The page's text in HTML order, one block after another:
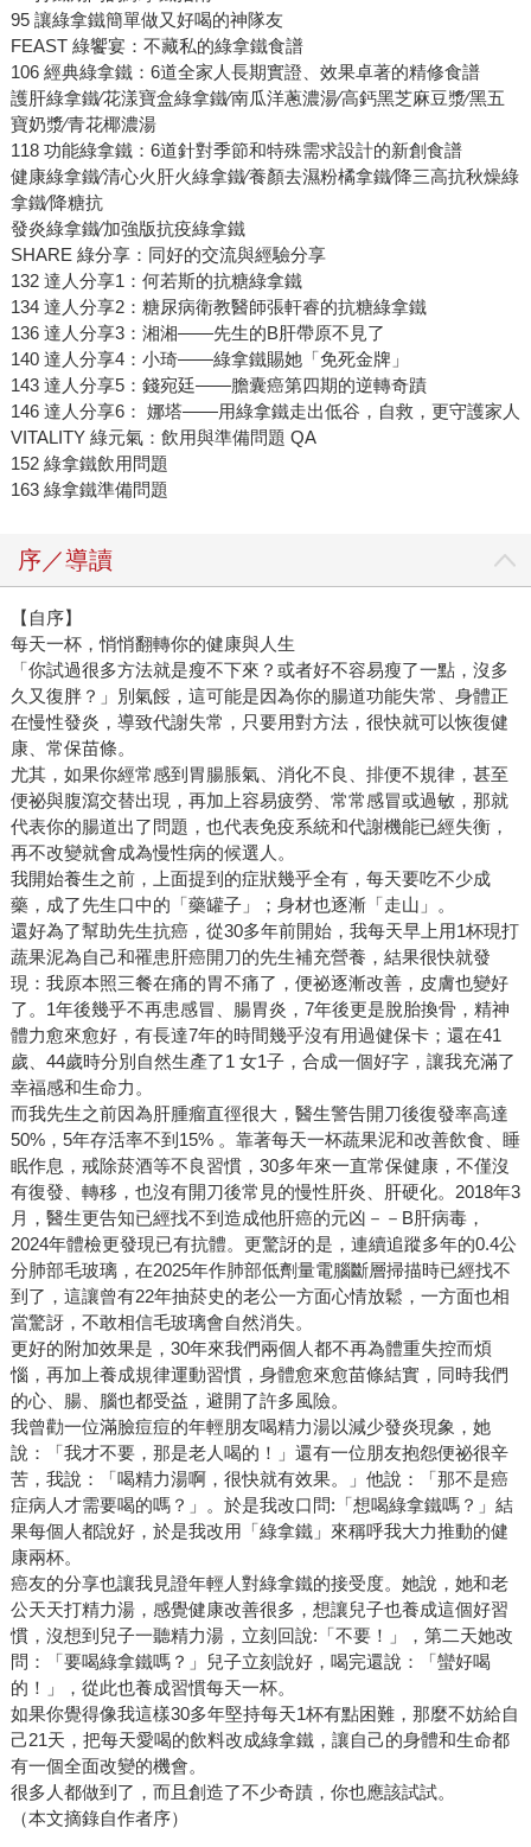
95 讓綠拿鐵簡單做又好喝的神隊友
FEAST 綠饗宴：不藏私的綠拿鐵食譜
106 經典綠拿鐵：6道全家人長期實證、效果卓著的精修食譜
護肝綠拿鐵∕花漾寶盒綠拿鐵∕南瓜洋蔥濃湯∕高鈣黑芝麻豆漿∕黑五
寶奶漿∕青花椰濃湯
118 功能綠拿鐵：6道針對季節和特殊需求設計的新創食譜
健康綠拿鐵∕清心火肝火綠拿鐵∕養顏去濕粉橘拿鐵∕降三高抗秋燥綠
拿鐵∕降糖抗
發炎綠拿鐵∕加強版抗疫綠拿鐵
SHARE 綠分享：同好的交流與經驗分享
132 達人分享1：何若斯的抗糖綠拿鐵
134 達人分享2：糖尿病衛教醫師張軒睿的抗糖綠拿鐵
136 達人分享3：湘湘——先生的B肝帶原不見了
140 達人分享4：小琦——綠拿鐵賜她「免死金牌」
143 達人分享5：錢宛廷——膽囊癌第四期的逆轉奇蹟
146 達人分享6： 娜塔——用綠拿鐵走出低谷，自救，更守護家人
VITALITY 綠元氣：飲用與準備問題 QA
152 綠拿鐵飲用問題
163 綠拿鐵準備問題
序／導讀
【自序】
每天一杯，悄悄翻轉你的健康與人生
「你試過很多方法就是瘦不下來？或者好不容易瘦了一點，沒多
久又復胖？」別氣餒，這可能是因為你的腸道功能失常、身體正
在慢性發炎，導致代謝失常，只要用對方法，很快就可以恢復健
康、常保苗條。
尤其，如果你經常感到胃腸脹氣、消化不良、排便不規律，甚至
便祕與腹瀉交替出現，再加上容易疲勞、常常感冒或過敏，那就
代表你的腸道出了問題，也代表免疫系統和代謝機能已經失衡，
再不改變就會成為慢性病的候選人。
我開始養生之前，上面提到的症狀幾乎全有，每天要吃不少成
藥，成了先生口中的「藥罐子」；身材也逐漸「走山」。
還好為了幫助先生抗癌，從30多年前開始，我每天早上用1杯現打
蔬果泥為自己和罹患肝癌開刀的先生補充營養，結果很快就發
現：我原本照三餐在痛的胃不痛了，便祕逐漸改善，皮膚也變好
了。1年後幾乎不再患感冒、腸胃炎，7年後更是脫胎換骨，精神
體力愈來愈好，有長達7年的時間幾乎沒有用過健保卡；還在41
歲、44歲時分別自然生產了1 女1子，合成一個好字，讓我充滿了
幸福感和生命力。
而我先生之前因為肝腫瘤直徑很大，醫生警告開刀後復發率高達
50%，5年存活率不到15% 。靠著每天一杯蔬果泥和改善飲食、睡
眠作息，戒除菸酒等不良習慣，30多年來一直常保健康，不僅沒
有復發、轉移，也沒有開刀後常見的慢性肝炎、肝硬化。2018年3
月，醫生更告知已經找不到造成他肝癌的元凶－－B肝病毒，
2024年體檢更發現已有抗體。更驚訝的是，連續追蹤多年的0.4公
分肺部毛玻璃，在2025年作肺部低劑量電腦斷層掃描時已經找不
到了，這讓曾有22年抽菸史的老公一方面心情放鬆，一方面也相
當驚訝，不敢相信毛玻璃會自然消失。
更好的附加效果是，30年來我們兩個人都不再為體重失控而煩
惱，再加上養成規律運動習慣，身體愈來愈苗條結實，同時我們
的心、腸、腦也都受益，避開了許多風險。
我曾勸一位滿臉痘痘的年輕朋友喝精力湯以減少發炎現象，她
說：「我才不要，那是老人喝的！」還有一位朋友抱怨便祕很辛
苦，我說：「喝精力湯啊，很快就有效果。」他說：「那不是癌
症病人才需要喝的嗎？」。於是我改口問:「想喝綠拿鐵嗎？」結
果每個人都說好，於是我改用「綠拿鐵」來稱呼我大力推動的健
康兩杯。
癌友的分享也讓我見證年輕人對綠拿鐵的接受度。她說，她和老
公天天打精力湯，感覺健康改善很多，想讓兒子也養成這個好習
慣，沒想到兒子一聽精力湯，立刻回說:「不要！」，第二天她改
問：「要喝綠拿鐵嗎？」兒子立刻說好，喝完還說：「蠻好喝
的！」，從此也養成習慣每天一杯。
如果你覺得像我這樣30多年堅持每天1杯有點困難，那麼不妨給自
己21天，把每天愛喝的飲料改成綠拿鐵，讓自己的身體和生命都
有一個全面改變的機會。
很多人都做到了，而且創造了不少奇蹟，你也應該試試。
（本文摘錄自作者序）